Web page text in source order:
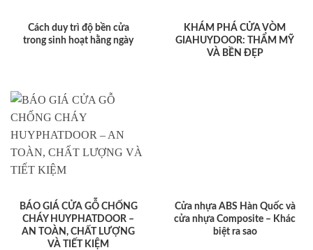
Cách duy trì độ bền cửa
trong sinh hoạt hằng ngày
KHÁM PHÁ CỬA VÒM
GIAHUYDOOR: THẨM MỸ
VÀ BỀN ĐẸP
BÁO GIÁ CỬA GỖ CHỐNG
CHÁY HUYPHATDOOR –
AN TOÀN, CHẤT LƯỢNG
VÀ TIẾT KIỆM
Cửa nhựa ABS Hàn Quốc và
cửa nhựa Composite – Khác
biệt ra sao